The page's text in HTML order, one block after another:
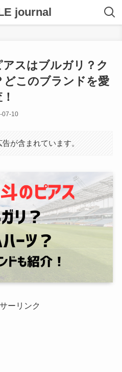
journal
スはブルガリ？ク
どこのブランドを愛
07-10
が含まれています。
ーリンク